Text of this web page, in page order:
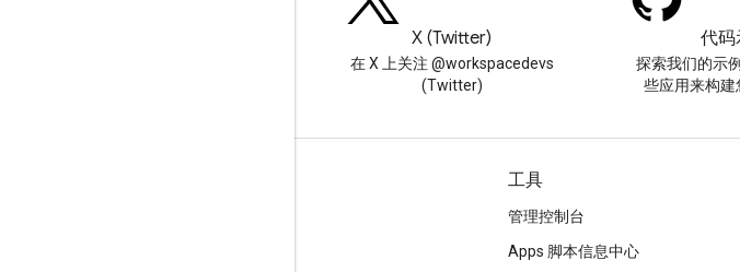
X (Twitter)
在 X 上关注 @workspacedevs
(Twitter)
代码
探索我们的示
些应用来构建
工具
管理控制台
Apps 脚本信息中心